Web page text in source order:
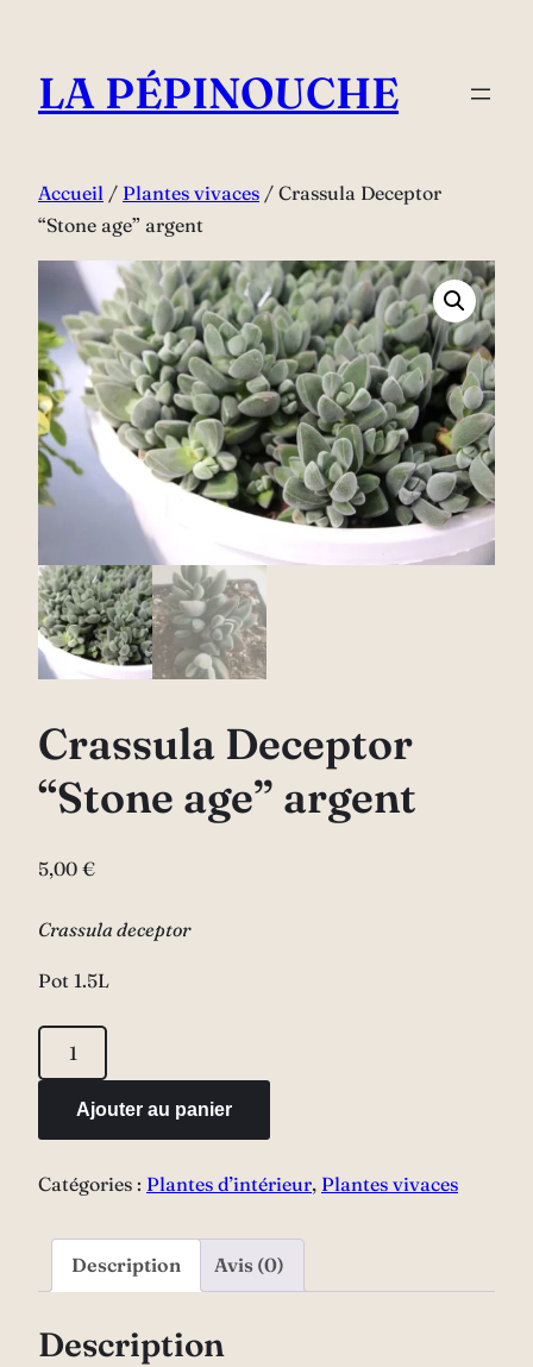
contenu
LA PÉPINOUCHE
Accueil / Plantes vivaces / Crassula Deceptor
“Stone age” argent
Crassula Deceptor
“Stone age” argent
5,00 €
Crassula deceptor
Pot 1.5L
quantité
de
Crassula
Deceptor
argent
Ajouter au panier
Catégories : Plantes d’intérieur, Plantes vivaces
Description Avis (0)
Description